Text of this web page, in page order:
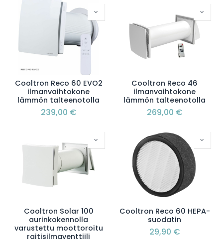
Cooltron Reco 60 EVO2
ilmanvaihtokone
lämmön talteenotolla
239,00 €
Cooltron Reco 46
ilmanvaihtokone
lämmön talteenotolla
269,00 €
Cooltron Solar 100
aurinkokennolla
varustettu moottoroitu
raitisilmaventtiili
Cooltron Reco 60 HEPA-
suodatin
29,90 €